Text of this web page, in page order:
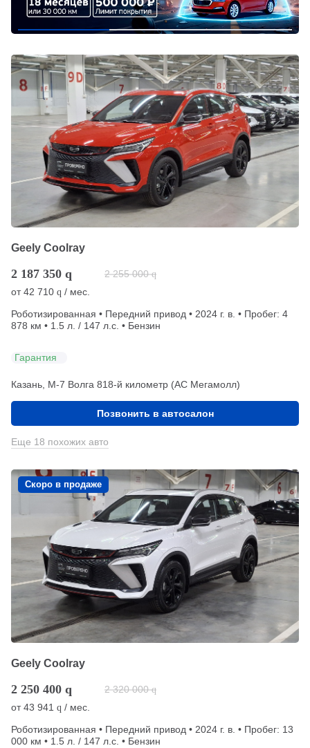
Geely Coolray
2 187 350 q 2 255 000 q
от42 710 q / мес.
Роботизированная • Передний привод • 2024 г. в. • Пробег: 4
878 км • 1.5 л. / 147 л.с. • Бензин
Гарантия
Казань, М-7 Волга 818-й километр (АС Мегамолл)
Позвонить в автосалон
Еще 18 похожих авто
Скоро в продаже
Geely Coolray
2 250 400 q 2 320 000 q
от43 941 q / мес.
Роботизированная • Передний привод • 2024 г. в. • Пробег: 13
000 км • 1.5 л. / 147 л.с. • Бензин